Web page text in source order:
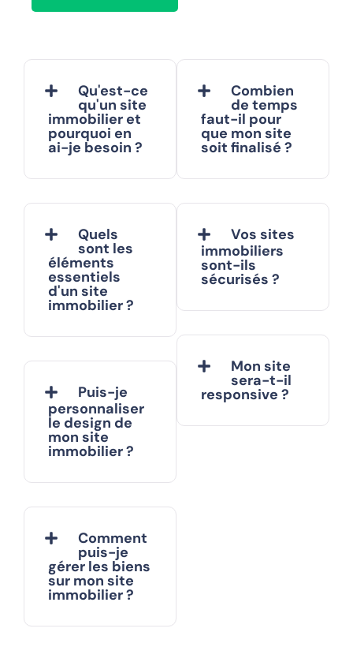
Qu'est-ce
qu'un site
immobilier et
pourquoi en
ai-je besoin ?
Quels
sont les
éléments
essentiels
d'un site
immobilier ?
Puis-je
personnaliser
le design de
mon site
immobilier ?
Comment
puis-je
gérer les biens
sur mon site
immobilier ?
Combien
de temps
faut-il pour
que mon site
soit finalisé ?
Vos sites
immobiliers
sont-ils
sécurisés ?
Mon site
sera-t-il
responsive ?